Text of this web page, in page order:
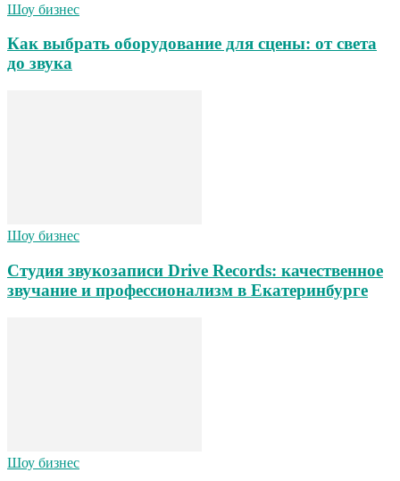
Шоу бизнес
Как выбрать оборудование для сцены: от света
до звука
Шоу бизнес
Студия звукозаписи Drive Records: качественное
звучание и профессионализм в Екатеринбурге
Шоу бизнес